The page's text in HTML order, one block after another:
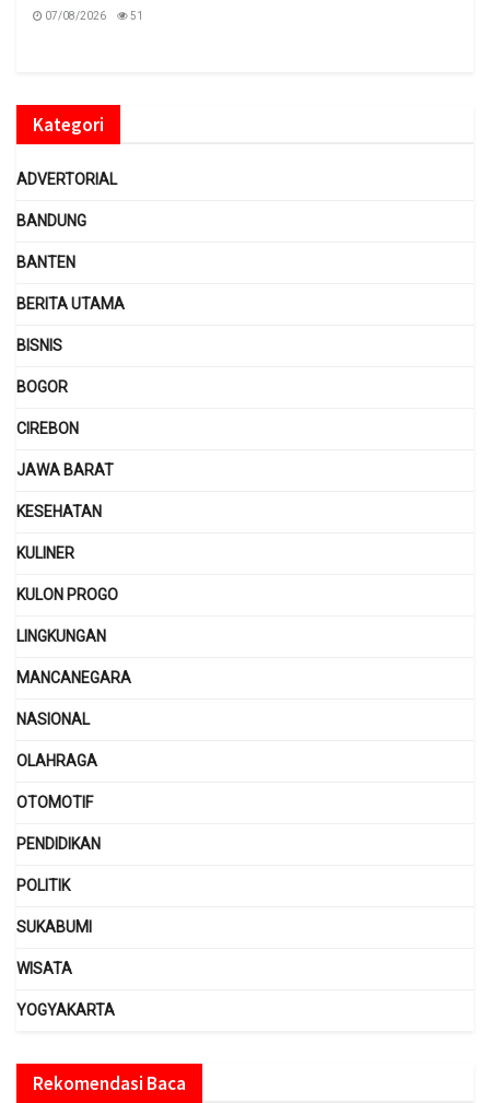
07/08/2026 51
Kategori
ADVERTORIAL
BANDUNG
BANTEN
BERITA UTAMA
BISNIS
BOGOR
CIREBON
JAWA BARAT
KESEHATAN
KULINER
KULON PROGO
LINGKUNGAN
MANCANEGARA
NASIONAL
OLAHRAGA
OTOMOTIF
PENDIDIKAN
POLITIK
SUKABUMI
WISATA
YOGYAKARTA
Rekomendasi Baca